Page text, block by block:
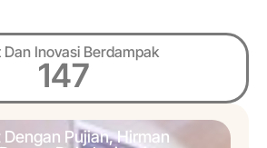
Dan Inovasi Berdampak
147
Dengan Pujian, Hirman